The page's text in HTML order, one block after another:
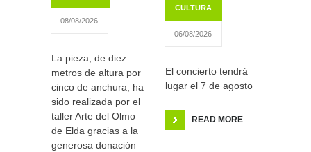
08/08/2026
La pieza, de diez
metros de altura por
cinco de anchura, ha
sido realizada por el
taller Arte del Olmo
de Elda gracias a la
generosa donación
CULTURA
06/08/2026
El concierto tendrá
lugar el 7 de agosto
READ MORE